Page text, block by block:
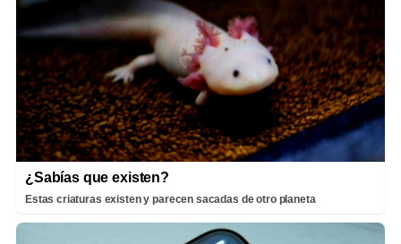
¿Sabías que existen?
Estas criaturas existen y parecen sacadas de otro planeta